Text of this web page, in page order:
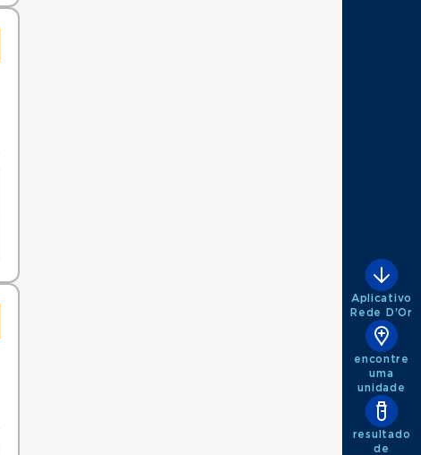
Aplicativo
Rede D'Or
encontre
uma
unidade
resultado
de